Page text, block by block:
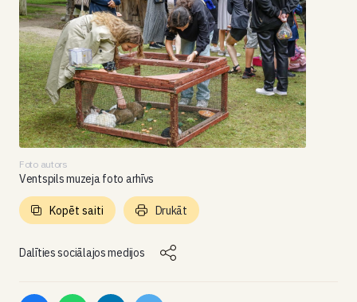
Foto autors
Ventspils muzeja foto arhīvs
Dalīties sociālajos medijos
Kopēt saiti Drukāt